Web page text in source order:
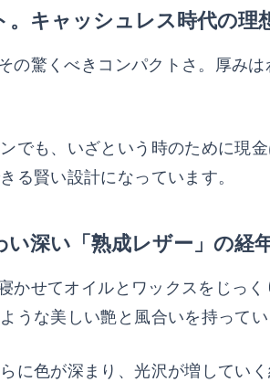
キャッシュレス時代の理
の驚くべきコンパクトさ。厚み
でも、いざという時のために現
る賢い設計になっています。
深い「熟成レザー」の経
かせてオイルとワックスをじっ
うな美しい艶と風合いを持ってい
に色が深まり、光沢が増してい